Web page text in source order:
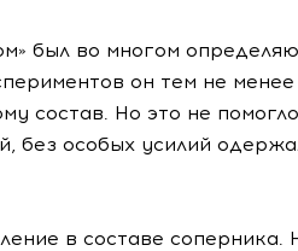
был во многом
он тем не менее
состав. Но это не
без особых усилий
в составе соперника.